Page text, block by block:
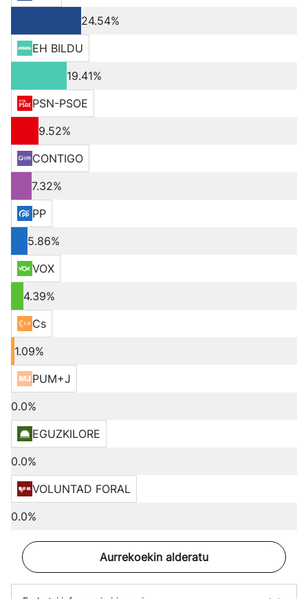
24.54%
EH BILDU
19.41%
PSN-PSOE
9.52%
CONTIGO
7.32%
PP
5.86%
VOX
4.39%
Cs
1.09%
PUM+J
0.0%
EGUZKILORE
0.0%
VOLUNTAD FORAL
0.0%
Aurrekoekin alderatu